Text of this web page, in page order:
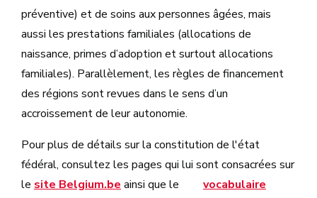
préventive) et de soins aux personnes âgées, mais
aussi les prestations familiales (allocations de
naissance, primes d’adoption et surtout allocations
familiales). Parallèlement, les règles de financement
des régions sont revues dans le sens d’un
accroissement de leur autonomie.
Pour plus de détails sur la constitution de l'état
fédéral, consultez les pages qui lui sont consacrées sur
le site Belgium.be ainsi que le
vocabulaire